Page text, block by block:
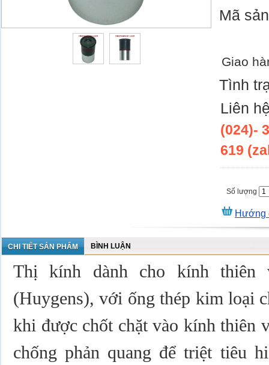
Mã
Giao
Tình
Liên
(024)-
619
Số lượng
Hướng
CHI TIẾT SẢN PHẨM BÌNH LUẬN
Thị kính dành cho kính thiên
(Huygens), với ống thép kim loại
khi được chốt chặt vào kính thiên
chống phản quang để triệt tiêu